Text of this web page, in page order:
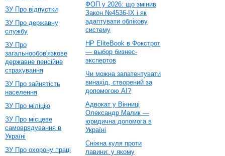
ЗУ Про відпустки
ЗУ Про державну
службу
ЗУ Про
загальнообов'язкове
державне пенсійне
страхування
ЗУ Про зайнятість
населення
ЗУ Про міліцію
ЗУ Про місцеве
самоврядування в
Україні
ЗУ Про охорону праці
ФОП у 2026: що змінив
Закон №4536-IX і як
адаптувати облікову
систему
HP EliteBook в Фокстрот
— выбор бизнес-
экспертов
Чи можна запатентувати
винахід, створений за
допомогою AI?
Адвокат у Вінниці
Олександр Малик —
юридична допомога в
Україні
Сніжна куля проти
лавини: у якому